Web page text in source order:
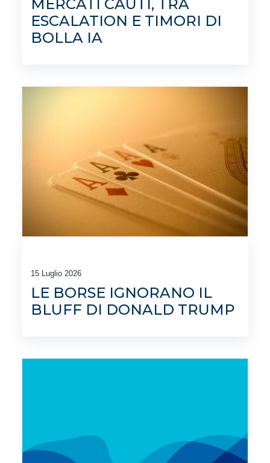
MERCATI CAUTI, TRA
ESCALATION E TIMORI DI
BOLLA IA
15 Luglio 2026
LE BORSE IGNORANO IL
BLUFF DI DONALD TRUMP